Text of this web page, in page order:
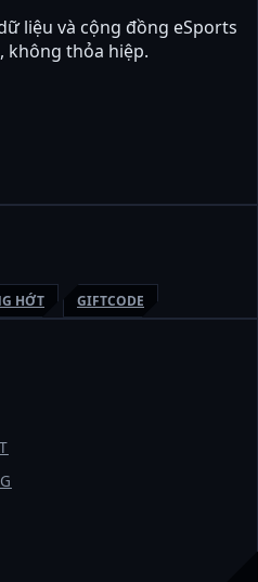
liệu và cộng đồng eSports
không thỏa hiệp.
HỚT GIFTCODE